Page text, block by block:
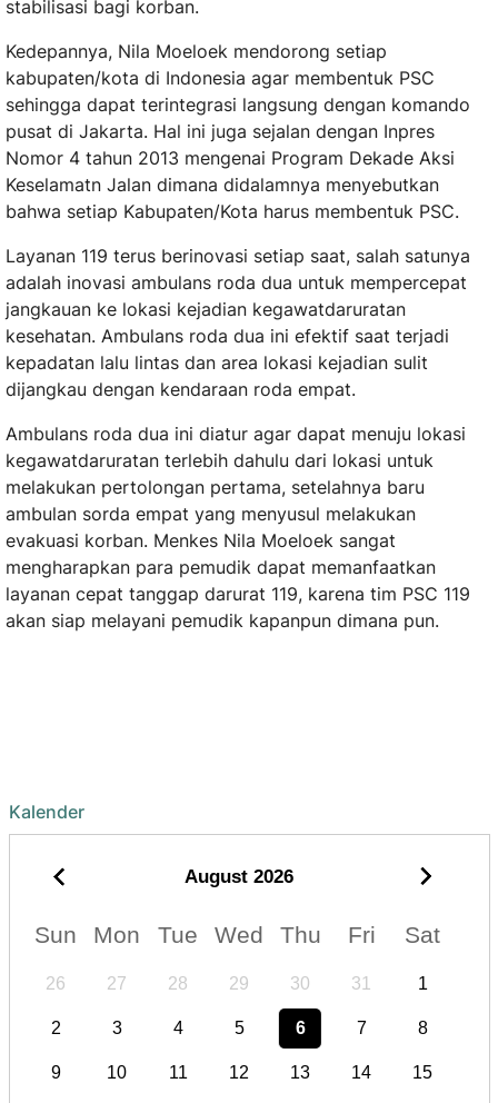
stabilisasi bagi korban.
Kedepannya, Nila Moeloek mendorong setiap
kabupaten/kota di Indonesia agar membentuk PSC
sehingga dapat terintegrasi langsung dengan komando
pusat di Jakarta. Hal ini juga sejalan dengan Inpres
Nomor 4 tahun 2013 mengenai Program Dekade Aksi
Keselamatn Jalan dimana didalamnya menyebutkan
bahwa setiap Kabupaten/Kota harus membentuk PSC.
Layanan 119 terus berinovasi setiap saat, salah satunya
adalah inovasi ambulans roda dua untuk mempercepat
jangkauan ke lokasi kejadian kegawatdaruratan
kesehatan. Ambulans roda dua ini efektif saat terjadi
kepadatan lalu lintas dan area lokasi kejadian sulit
dijangkau dengan kendaraan roda empat.
Ambulans roda dua ini diatur agar dapat menuju lokasi
kegawatdaruratan terlebih dahulu dari lokasi untuk
melakukan pertolongan pertama, setelahnya baru
ambulan sorda empat yang menyusul melakukan
evakuasi korban. Menkes Nila Moeloek sangat
mengharapkan para pemudik dapat memanfaatkan
layanan cepat tanggap darurat 119, karena tim PSC 119
akan siap melayani pemudik kapanpun dimana pun.
Kalender
August 2026
Sun Mon Tue Wed Thu Fri Sat
26 27 28 29 30 31 1
2 3 4 5 6 7 8
9 10 11 12 13 14 15